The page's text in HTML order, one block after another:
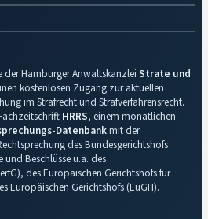
der Hamburger Anwaltskanzlei Strate und
kostenlosen Zugang zur aktuellen
im Strafrecht und Strafverfahrensrecht.
HRRS, einem monatlichen
Datenbankmit der
des Bundesgerichtshofs
Beschlüsse u.a. des
des Europäischen Gerichtshofs für
Europäischen Gerichtshofs (EuGH).